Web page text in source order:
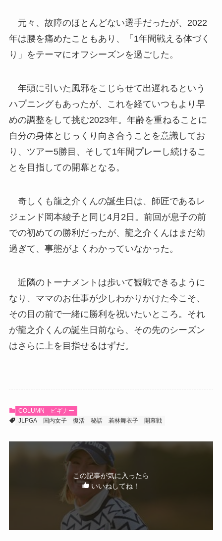
元々、故障のほとんどない選手だったが、2022
年は腰を痛めたこともあり、「1年間戦える体づく
り」をテーマにオフシーズンを過ごした。
年頭に引いた風邪をこじらせて出遅れるという
ハプニングもあったが、これを経ていつもより早
めの調整をして挑む2023年。年齢を重ねることに
自分の身体とじっくり向き合うことを意識してお
り、ツアー5勝目、そして1年間プレーし続けるこ
とを目指しての開幕となる。
奇しくも龍之介くんの誕生日は、師匠であるレ
ジェンド岡本綾子と同じ4月2日。前回が息子の前
での初めての勝利だったが、龍之介くんはまだ幼
過ぎて、事態がよくわかっていなかった。
近隣のトーナメントは歩いて観戦できるように
なり、ママのお仕事が少しわかりかけた今こそ、
その目の前で一緒に勝利を祝いたいところ。それ
が龍之介くんの誕生日前なら、その先のシーズン
はさらに上を目指せるはずだ。
COLUMN
ビギナー
JLPGA
国内女子 復活 秘話 若林舞衣子 開幕戦
この記事が気に入ったら
いいねしてね！